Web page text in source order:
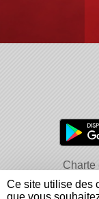
Charte
Informations
Ce site utilise des
que vous